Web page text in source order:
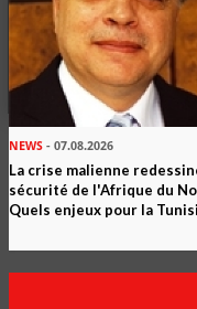
NEWS - 07.08.2026
La crise malienne
sécurité de l'Afrique du
Quels enjeux pour la